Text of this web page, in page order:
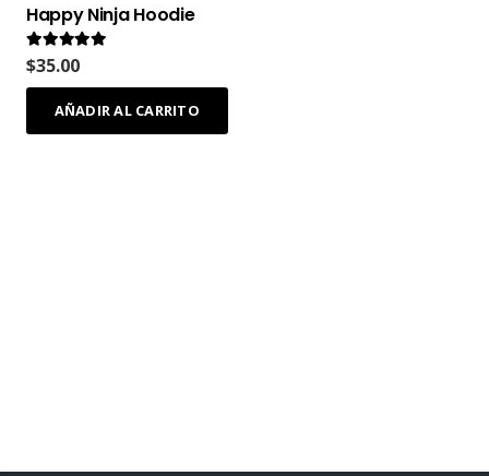
Happy Ninja Hoodie
Valorado en
$35.00
AÑADIR AL CARRITO